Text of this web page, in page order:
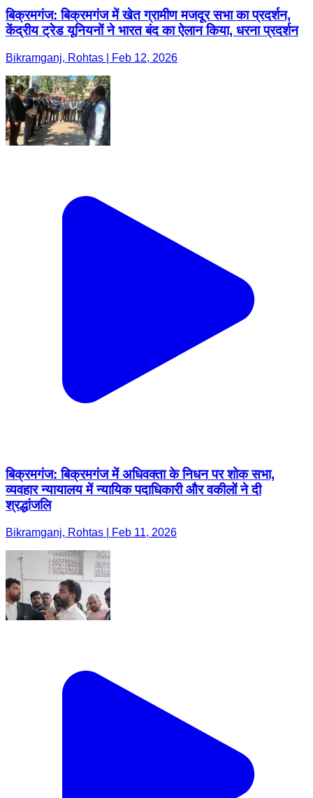
बिक्रमगंज: बिक्रमगंज में खेत ग्रामीण मजदूर सभा का प्रदर्शन,
केंद्रीय ट्रेड यूनियनों ने भारत बंद का ऐलान किया, धरना प्रदर्शन
Bikramganj, Rohtas | Feb 12, 2026
बिक्रमगंज: बिक्रमगंज में अधिवक्ता के निधन पर शोक सभा,
व्यवहार न्यायालय में न्यायिक पदाधिकारी और वकीलों ने दी
श्रद्धांजलि
Bikramganj, Rohtas | Feb 11, 2026